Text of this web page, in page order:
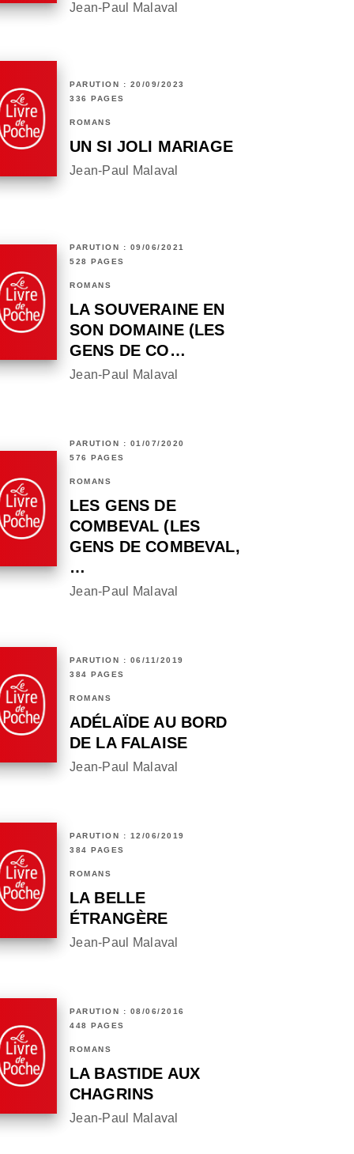
Jean-Paul Malaval
PARUTION : 20/09/2023
336 PAGES
ROMANS
UN SI JOLI MARIAGE
Jean-Paul Malaval
PARUTION : 09/06/2021
528 PAGES
ROMANS
LA SOUVERAINE EN
SON DOMAINE (LES
GENS DE CO…
Jean-Paul Malaval
PARUTION : 01/07/2020
576 PAGES
ROMANS
LES GENS DE
COMBEVAL (LES
GENS DE COMBEVAL,
…
Jean-Paul Malaval
PARUTION : 06/11/2019
384 PAGES
ROMANS
ADÉLAÏDE AU BORD
DE LA FALAISE
Jean-Paul Malaval
PARUTION : 12/06/2019
384 PAGES
ROMANS
LA BELLE
ÉTRANGÈRE
Jean-Paul Malaval
PARUTION : 08/06/2016
448 PAGES
ROMANS
LA BASTIDE AUX
CHAGRINS
Jean-Paul Malaval